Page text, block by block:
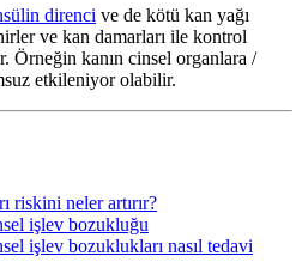
direnci ve de kötü kan yağı
ve kan damarları ile kontrol
Örneğin kanın cinsel organlara /
etkileniyor olabilir.
riskini neler artırır?
işlev bozukluğu
işlev bozuklukları nasıl tedavi